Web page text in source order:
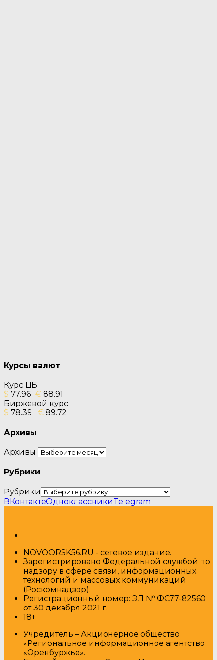
Курсы валют
Курс ЦБ
$ 77.96 € 88.91
Биржевой курс
$ 78.39 € 89.72
Архивы
Архивы
Рубрики
Рубрики
ВКонтактеОдноклассникиTelegram
NOVOORSK56.RU - сетевое издание.
Зарегистрировано Федеральной службой по
надзору в сфере связи, информационных
технологий и массовых коммуникаций
(Роскомнадзор).
Регистрационный номер: ЭЛ № ФС77-82560
от 30 декабря 2021 г.
18+
Учредитель – Акционерное общество
«Региональное информационное агентство
«Оренбуржье».